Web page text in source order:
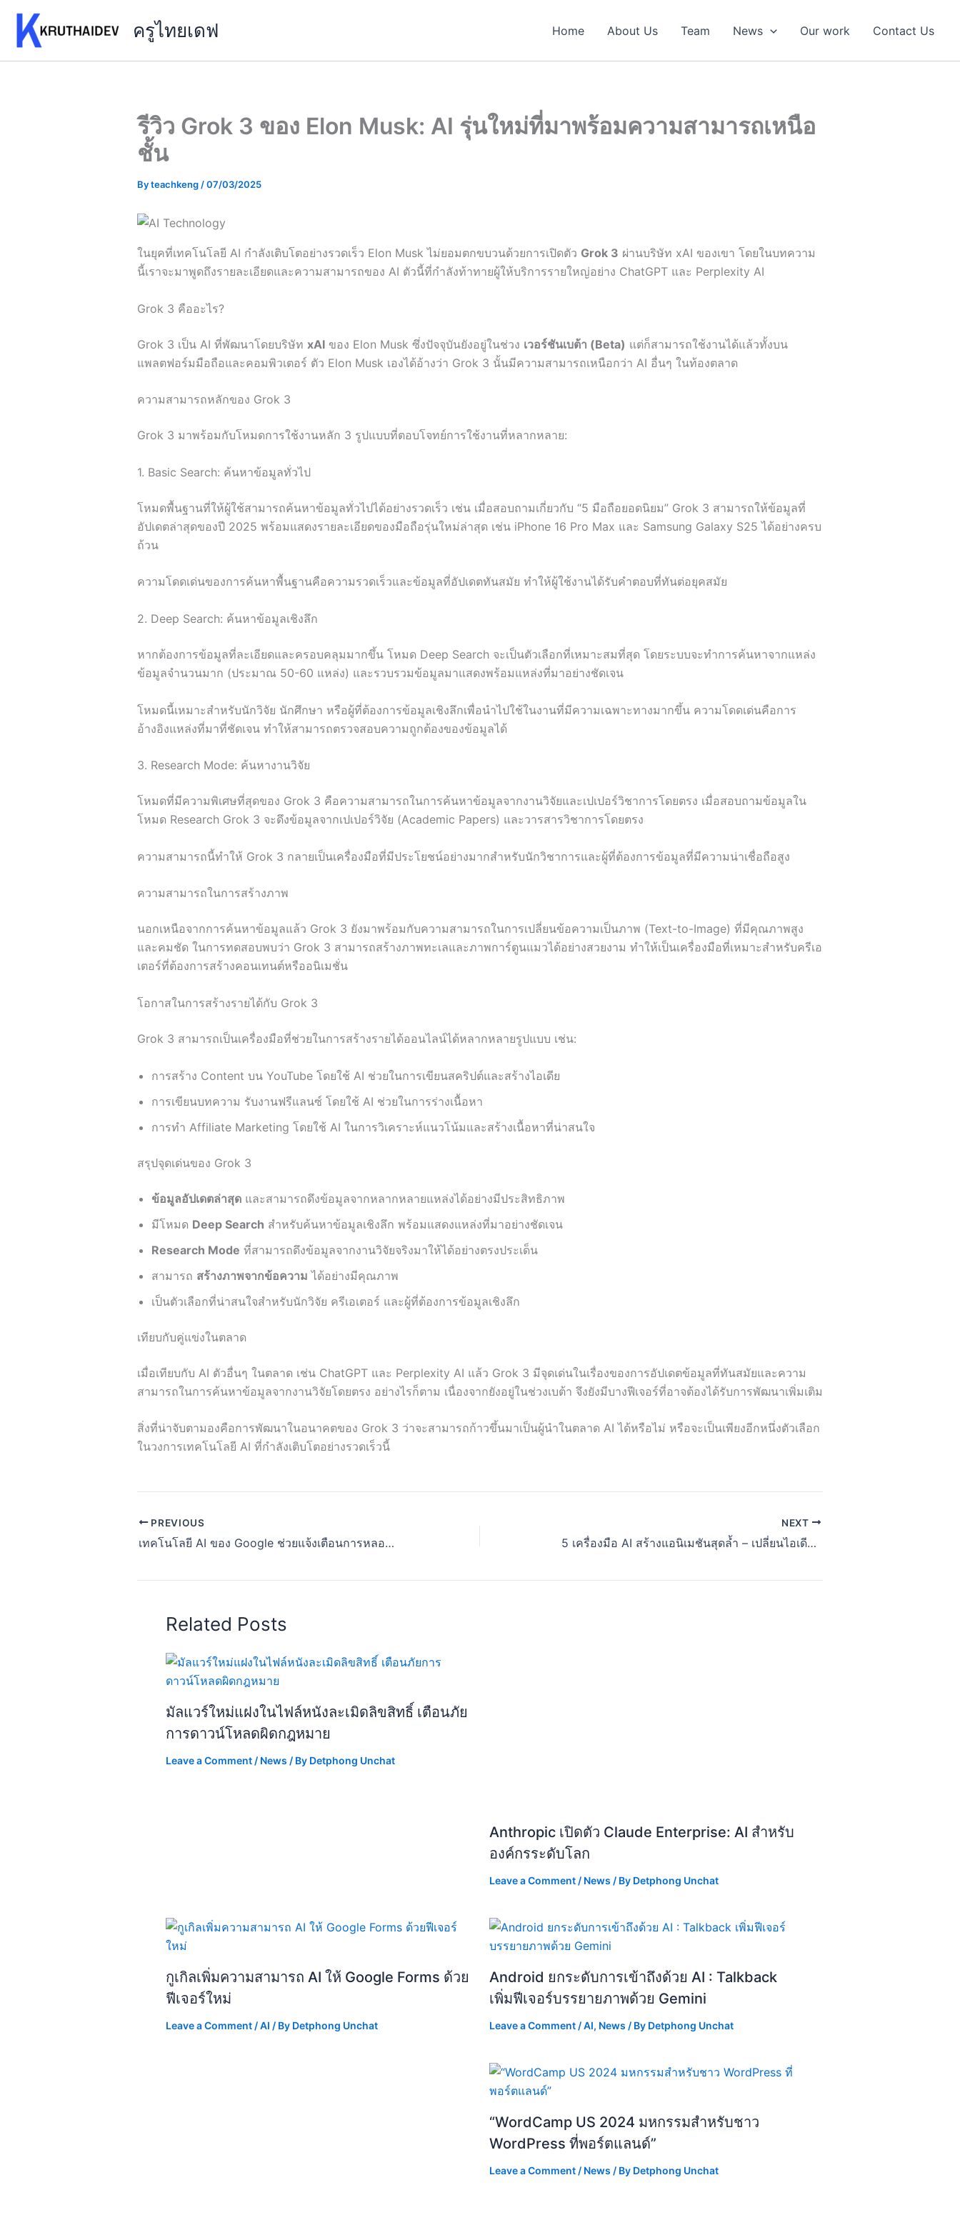
content
ครูไทยเดฟ Home About Us Team News Our work Contact Us
รีวิว Grok 3 ของ Elon Musk: AI รุ่นใหม่ที่มาพร้อมความสามารถเหนือ
ชั้น
Byteachkeng /07/03/2025
ในยุคที่เทคโนโลยี AI กำลังเติบโตอย่างรวดเร็ว Elon Musk ไม่ยอมตกขบวนด้วยการเปิดตัว Grok 3 ผ่านบริษัท xAI ของเขา โดยในบทความ
นี้เราจะมาพูดถึงรายละเอียดและความสามารถของ AI ตัวนี้ที่กำลังท้าทายผู้ให้บริการรายใหญ่อย่าง ChatGPT และ Perplexity AI
Grok 3 คืออะไร?
Grok 3 เป็น AI ที่พัฒนาโดยบริษัท xAI ของ Elon Musk ซึ่งปัจจุบันยังอยู่ในช่วง เวอร์ชันเบต้า (Beta) แต่ก็สามารถใช้งานได้แล้วทั้งบน
แพลตฟอร์มมือถือและคอมพิวเตอร์ ตัว Elon Musk เองได้อ้างว่า Grok 3 นั้นมีความสามารถเหนือกว่า AI อื่นๆ ในท้องตลาด
ความสามารถหลักของ Grok 3
Grok 3 มาพร้อมกับโหมดการใช้งานหลัก 3 รูปแบบที่ตอบโจทย์การใช้งานที่หลากหลาย:
1. Basic Search: ค้นหาข้อมูลทั่วไป
โหมดพื้นฐานที่ให้ผู้ใช้สามารถค้นหาข้อมูลทั่วไปได้อย่างรวดเร็ว เช่น เมื่อสอบถามเกี่ยวกับ “5 มือถือยอดนิยม” Grok 3 สามารถให้ข้อมูลที่
อัปเดตล่าสุดของปี 2025 พร้อมแสดงรายละเอียดของมือถือรุ่นใหม่ล่าสุด เช่น iPhone 16 Pro Max และ Samsung Galaxy S25 ได้อย่างครบ
ถ้วน
ความโดดเด่นของการค้นหาพื้นฐานคือความรวดเร็วและข้อมูลที่อัปเดตทันสมัย ทำให้ผู้ใช้งานได้รับคำตอบที่ทันต่อยุคสมัย
2. Deep Search: ค้นหาข้อมูลเชิงลึก
หากต้องการข้อมูลที่ละเอียดและครอบคลุมมากขึ้น โหมด Deep Search จะเป็นตัวเลือกที่เหมาะสมที่สุด โดยระบบจะทำการค้นหาจากแหล่ง
ข้อมูลจำนวนมาก (ประมาณ 50-60 แหล่ง) และรวบรวมข้อมูลมาแสดงพร้อมแหล่งที่มาอย่างชัดเจน
โหมดนี้เหมาะสำหรับนักวิจัย นักศึกษา หรือผู้ที่ต้องการข้อมูลเชิงลึกเพื่อนำไปใช้ในงานที่มีความเฉพาะทางมากขึ้น ความโดดเด่นคือการ
อ้างอิงแหล่งที่มาที่ชัดเจน ทำให้สามารถตรวจสอบความถูกต้องของข้อมูลได้
3. Research Mode: ค้นหางานวิจัย
โหมดที่มีความพิเศษที่สุดของ Grok 3 คือความสามารถในการค้นหาข้อมูลจากงานวิจัยและเปเปอร์วิชาการโดยตรง เมื่อสอบถามข้อมูลใน
โหมด Research Grok 3 จะดึงข้อมูลจากเปเปอร์วิจัย (Academic Papers) และวารสารวิชาการโดยตรง
ความสามารถนี้ทำให้ Grok 3 กลายเป็นเครื่องมือที่มีประโยชน์อย่างมากสำหรับนักวิชาการและผู้ที่ต้องการข้อมูลที่มีความน่าเชื่อถือสูง
ความสามารถในการสร้างภาพ
นอกเหนือจากการค้นหาข้อมูลแล้ว Grok 3 ยังมาพร้อมกับความสามารถในการเปลี่ยนข้อความเป็นภาพ (Text-to-Image) ที่มีคุณภาพสูง
และคมชัด ในการทดสอบพบว่า Grok 3 สามารถสร้างภาพทะเลและภาพการ์ตูนแมวได้อย่างสวยงาม ทำให้เป็นเครื่องมือที่เหมาะสำหรับครีเอ
เตอร์ที่ต้องการสร้างคอนเทนต์หรืออนิเมชั่น
โอกาสในการสร้างรายได้กับ Grok 3
Grok 3 สามารถเป็นเครื่องมือที่ช่วยในการสร้างรายได้ออนไลน์ได้หลากหลายรูปแบบ เช่น:
การสร้าง Content บน YouTube โดยใช้ AI ช่วยในการเขียนสคริปต์และสร้างไอเดีย
การเขียนบทความ รับงานฟรีแลนซ์ โดยใช้ AI ช่วยในการร่างเนื้อหา
การทำ Affiliate Marketing โดยใช้ AI ในการวิเคราะห์แนวโน้มและสร้างเนื้อหาที่น่าสนใจ
สรุปจุดเด่นของ Grok 3
ข้อมูลอัปเดตล่าสุด และสามารถดึงข้อมูลจากหลากหลายแหล่งได้อย่างมีประสิทธิภาพ
มีโหมด Deep Search สำหรับค้นหาข้อมูลเชิงลึก พร้อมแสดงแหล่งที่มาอย่างชัดเจน
Research Mode ที่สามารถดึงข้อมูลจากงานวิจัยจริงมาให้ได้อย่างตรงประเด็น
สามารถ สร้างภาพจากข้อความ ได้อย่างมีคุณภาพ
เป็นตัวเลือกที่น่าสนใจสำหรับนักวิจัย ครีเอเตอร์ และผู้ที่ต้องการข้อมูลเชิงลึก
เทียบกับคู่แข่งในตลาด
เมื่อเทียบกับ AI ตัวอื่นๆ ในตลาด เช่น ChatGPT และ Perplexity AI แล้ว Grok 3 มีจุดเด่นในเรื่องของการอัปเดตข้อมูลที่ทันสมัยและความ
สามารถในการค้นหาข้อมูลจากงานวิจัยโดยตรง อย่างไรก็ตาม เนื่องจากยังอยู่ในช่วงเบต้า จึงยังมีบางฟีเจอร์ที่อาจต้องได้รับการพัฒนาเพิ่มเติม
สิ่งที่น่าจับตามองคือการพัฒนาในอนาคตของ Grok 3 ว่าจะสามารถก้าวขึ้นมาเป็นผู้นำในตลาด AI ได้หรือไม่ หรือจะเป็นเพียงอีกหนึ่งตัวเลือก
ในวงการเทคโนโลยี AI ที่กำลังเติบโตอย่างรวดเร็วนี้
PREVIOUS
เทคโนโลยี AI ของ Google ช่วยแจ้งเตือนการหลอกลวงในเรียลไทม์
NEXT
5 เครื่องมือ AI สร้างแอนิเมชันสุดล้ำ – เปลี่ยนไอเดียให้เป็นภาพเคลื่อนไหวได้ง่ายๆ!
Related Posts
มัลแวร์ใหม่แฝงในไฟล์หนังละเมิดลิขสิทธิ์ เตือนภัย
การดาวน์โหลดผิดกฎหมาย
Leave a Comment / News / By Detphong Unchat
Anthropic เปิดตัว Claude Enterprise: AI สำหรับ
องค์กรระดับโลก
Leave a Comment / News / By Detphong Unchat
กูเกิลเพิ่มความสามารถ AI ให้ Google Forms ด้วย
ฟีเจอร์ใหม่
Leave a Comment /AI / By Detphong Unchat
Android ยกระดับการเข้าถึงด้วย AI : Talkback
เพิ่มฟีเจอร์บรรยายภาพด้วย Gemini
Leave a Comment /AI, News / By Detphong Unchat
“WordCamp US 2024 มหกรรมสำหรับชาว
WordPress ที่พอร์ตแลนด์”
Leave a Comment / News / By Detphong Unchat